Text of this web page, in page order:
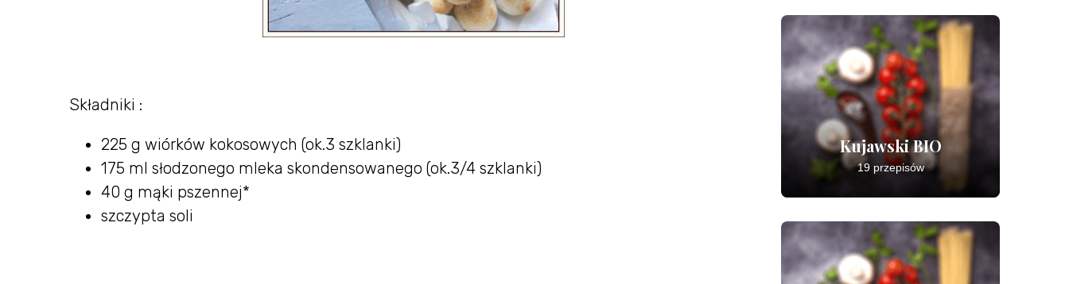
Składniki :
225 g wiórków kokosowych (ok.3 szklanki)
175 ml słodzonego mleka skondensowanego (ok.3/4 szklanki)
40 g mąki pszennej*
szczypta soli
Kujawski BIO
19 przepisów